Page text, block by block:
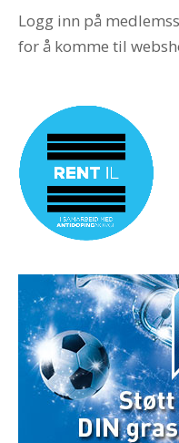
Logg inn på
for å komme til